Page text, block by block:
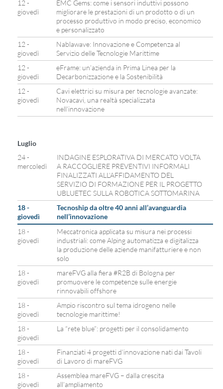
12 -
giovedì
EMC Gems: come i sensori induttivi possono
migliorare le prestazioni di un prodotto o di un
processo produttivo in modo preciso, economico
e personalizzato
12 -
giovedì
Nablawave: Innovazione e Competenza al
Servizio delle Tecnologie Marittime
12 -
giovedì
eFrame: un’azienda in Prima Linea per la
Decarbonizzazione e la Sostenibilità
12 -
giovedì
Cavi elettrici su misura per tecnologie avanzate:
Novacavi, una realtà specializzata
nell’innovazione
Luglio
24 -
mercoledì
INDAGINE ESPLORATIVA DI MERCATO VOLTA
A RACCOGLIERE PREVENTIVI INFORMALI
FINALIZZATI ALL’AFFIDAMENTO DEL
SERVIZIO DI FORMAZIONE PER IL PROGETTO
UBLUETEC SULLA ROBOTICA SOTTOMARINA
18 -
giovedì
Tecnoship da oltre 40 anni all’avanguardia
nell’innovazione
18 -
giovedì
Meccatronica applicata su misura nei processi
industriali: come Alping automatizza e digitalizza
la produzione delle aziende manifatturiere e non
solo
18 -
giovedì
mareFVG alla fiera #R2B di Bologna per
promuovere le competenze sulle energie
rinnovabili offshore
18 -
giovedì
Ampio riscontro sul tema idrogeno nelle
tecnologie marittime!
18 -
giovedì
La “rete blue”: progetti per il consolidamento
18 -
giovedì
Finanziati 4 progetti d’innovazione nati dai Tavoli
di Lavoro di mareFVG
18 -
giovedì
Assemblea mareFVG – dalla crescita
all’ampliamento